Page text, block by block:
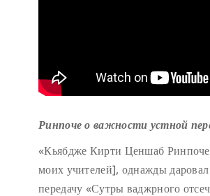
Ринпоче о важности устной
«Кьябдже Кирти Ценшаб
моих учителей], однажды
передачу «Сутры ваджрного